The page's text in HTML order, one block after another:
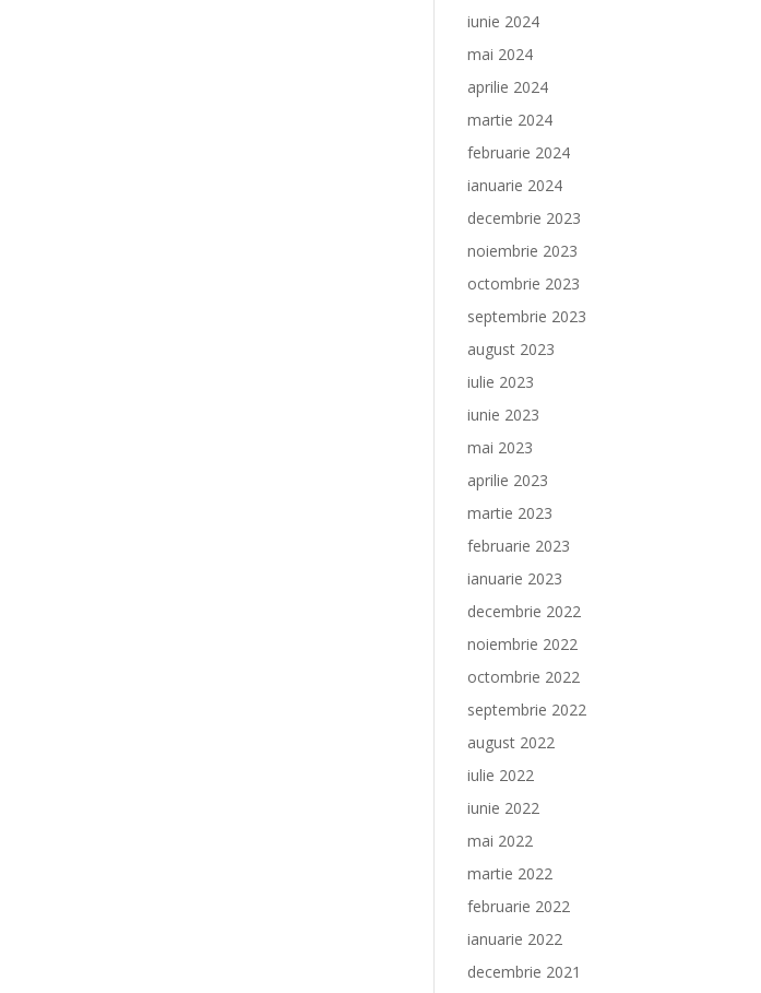
iunie 2024
mai 2024
aprilie 2024
martie 2024
februarie 2024
ianuarie 2024
decembrie 2023
noiembrie 2023
octombrie 2023
septembrie 2023
august 2023
iulie 2023
iunie 2023
mai 2023
aprilie 2023
martie 2023
februarie 2023
ianuarie 2023
decembrie 2022
noiembrie 2022
octombrie 2022
septembrie 2022
august 2022
iulie 2022
iunie 2022
mai 2022
martie 2022
februarie 2022
ianuarie 2022
decembrie 2021